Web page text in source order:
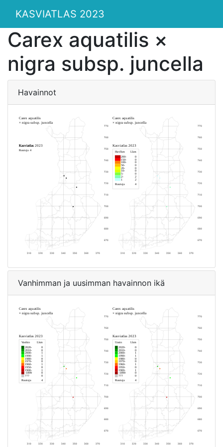
KASVIATLAS 2023
Carex aquatilis ×
nigra subsp. juncella
Havainnot
Vanhimman ja uusimman havainnon ikä